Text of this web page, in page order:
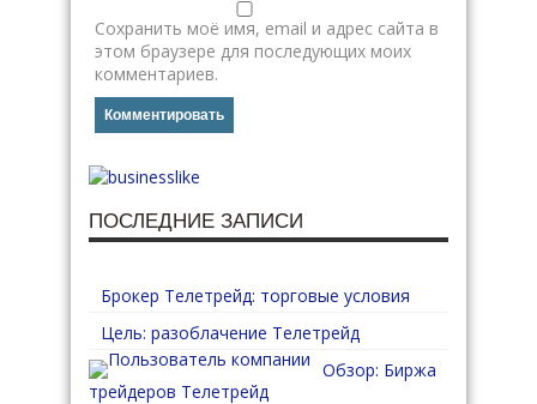
Сохранить моё имя, email и адрес сайта в
этом браузере для последующих моих
комментариев.
ПОСЛЕДНИЕ ЗАПИСИ
Брокер Телетрейд: торговые условия
Цель: разоблачение Телетрейд
Обзор: Биржа
трейдеров Телетрейд